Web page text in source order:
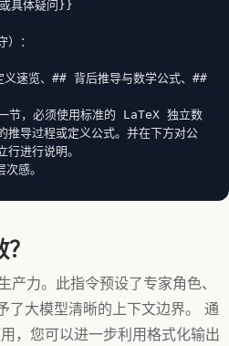
具体疑问}}
：
速览、## 背后推导与数学公式、##
节，必须使用标准的 LaTeX 独立数
推导过程或定义公式。并在下方对公
进行说明。
感。
力。此指令预设了专家角色、
了大模型清晰的上下文边界。 通
，您可以进一步利用格式化输出